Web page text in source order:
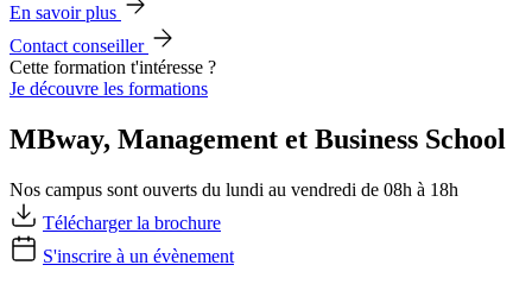
En savoir plus
Contact conseiller
Cette formation t'intéresse ?
Je découvre les formations
MBway, Management et Business School
Nos campus sont ouverts du lundi au vendredi de 08h à 18h
Télécharger la brochure
S'inscrire à un évènement